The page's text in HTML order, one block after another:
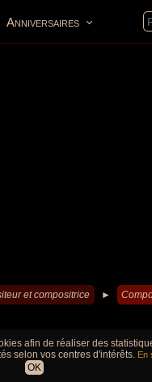
Anniversaires
et compositrice ►
afin de réaliser des
selon vos centres d'intérêts. En
OK